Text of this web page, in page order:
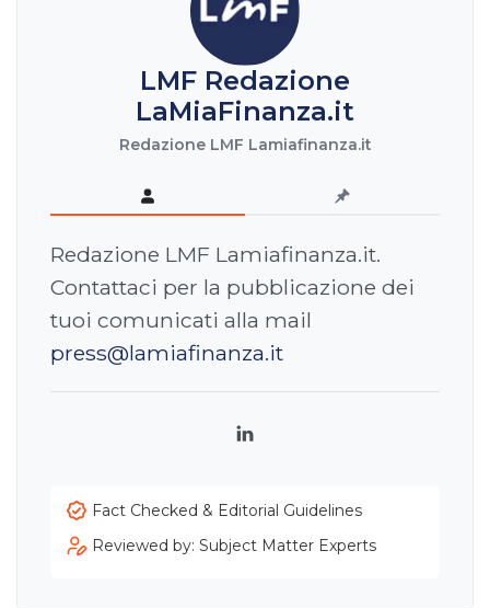
LMF Redazione
LaMiaFinanza.it
Redazione LMF Lamiafinanza.it
Redazione LMF Lamiafinanza.it.
Contattaci per la pubblicazione dei
tuoi comunicati alla mail
press@lamiafinanza.it
LinkedIn
Fact Checked & Editorial Guidelines
Reviewed by: Subject Matter Experts